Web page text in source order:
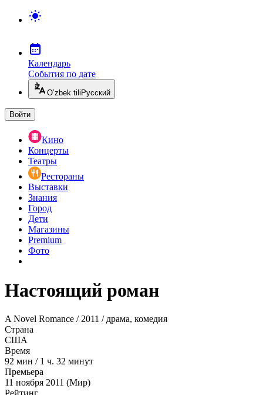
Календарь
События по дате
O’zbek tili Русский
Войти
Кино
Концерты
Театры
Рестораны
Выставки
Знания
Город
Дети
Магазины
Premium
Фото
Настоящий роман
A Novel Romance / 2011 / драма, комедия
Страна
США
Время
92 мин / 1 ч. 32 минут
Премьера
11 ноября 2011 (Мир)